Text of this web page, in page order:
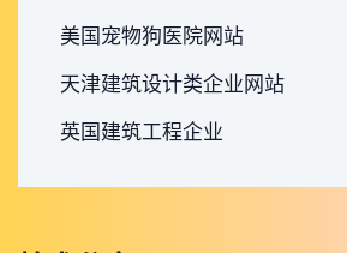
美国宠物狗医院网站
天津建筑设计类企业网站
英国建筑工程企业